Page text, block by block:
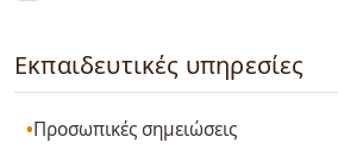
Εκπαιδευτικές υπηρεσίες
Προσωπικές σημειώσεις